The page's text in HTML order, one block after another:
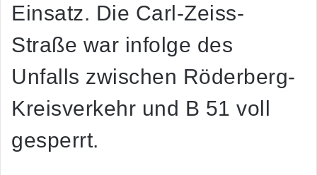
Einsatz. Die Carl-Zeiss-
Straße war infolge des
Unfalls zwischen Röderberg-
Kreisverkehr und B 51 voll
gesperrt.